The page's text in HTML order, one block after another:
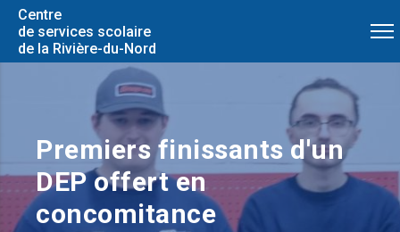
Centre
de services scolaire
de la Rivière-du-Nord
Premiers finissants d'un
DEP offert en
concomitance